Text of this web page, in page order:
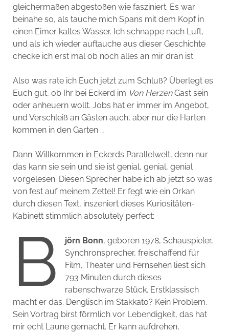
gleichermaßen abgestoßen wie fasziniert. Es war
beinahe so, als tauche mich Spans mit dem Kopf in
einen Eimer kaltes Wasser. Ich schnappe nach Luft,
und als ich wieder auftauche aus dieser Geschichte
checke ich erst mal ob noch alles an mir dran ist.
Also was rate ich Euch jetzt zum Schluß? Überlegt es
Euch gut, ob Ihr bei Eckerd im Von HerzenGast sein
oder anheuern wollt. Jobs hat er immer im Angebot,
und Verschleiß an Gästen auch, aber nur die Harten
kommen in den Garten …
Dann: Willkommen in Eckerds Parallelwelt, denn nur
das kann sie sein und sie ist genial, genial, genial
vorgelesen. Diesen Sprecher habe ich ab jetzt so was
von fest auf meinem Zettel! Er fegt wie ein Orkan
durch diesen Text, inszeniert dieses Kuriositäten-
Kabinett stimmlich absolutely perfect:
B jörn Bonn, geboren 1978, Schauspieler,
Synchronsprecher, freischaffend für
Film, Theater und Fernsehen liest sich
793 Minuten durch dieses
rabenschwarze Stück. Erstklassisch
macht er das. Denglisch im Stakkato? Kein Problem.
Sein Vortrag birst förmlich vor Lebendigkeit, das hat
mir echt Laune gemacht. Er kann aufdrehen,